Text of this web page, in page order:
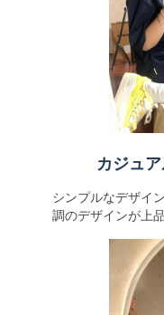
カジュ
シンプルなデザイ
調のデザインが上